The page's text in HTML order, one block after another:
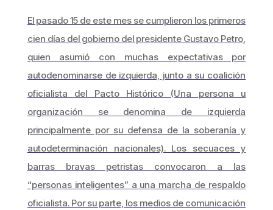
El pasado 15 de este mes se cumplieron los primeros
cien días del gobierno del presidente Gustavo Petro,
quien asumió con muchas expectativas por
autodenominarse de izquierda, junto a su coalición
oficialista del Pacto Histórico (Una persona u
organización se denomina de izquierda
principalmente por su defensa de la soberanía y
autodeterminación nacionales). Los secuaces y
barras bravas petristas convocaron a las
“personas inteligentes” a una marcha de respaldo
oficialista. Por su parte, los medios de comunicación